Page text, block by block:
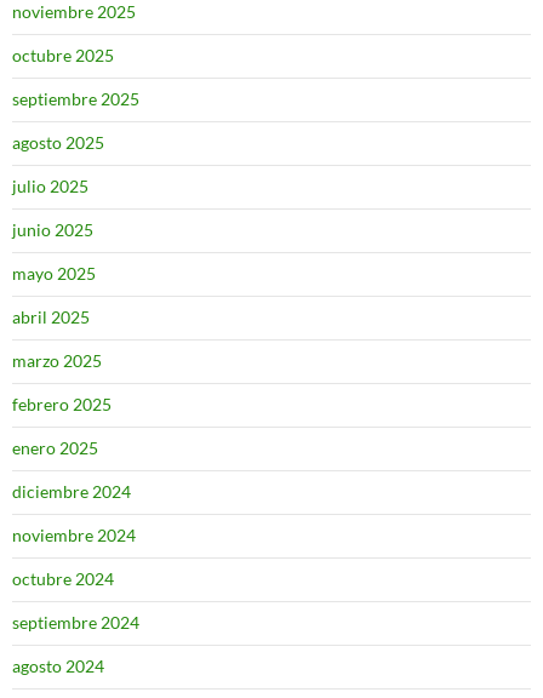
noviembre 2025
octubre 2025
septiembre 2025
agosto 2025
julio 2025
junio 2025
mayo 2025
abril 2025
marzo 2025
febrero 2025
enero 2025
diciembre 2024
noviembre 2024
octubre 2024
septiembre 2024
agosto 2024